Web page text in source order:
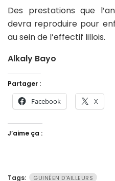
Des prestations que
devra reproduire pour
au sein de l’effectif lillois.
Alkaly Bayo
Partager :
Facebook X
J’aime ça :
Tags: GUINÉEN D'AILLEURS